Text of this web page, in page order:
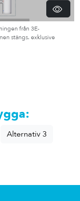
från 3E-
stängs. exklusive
Alternativ 3